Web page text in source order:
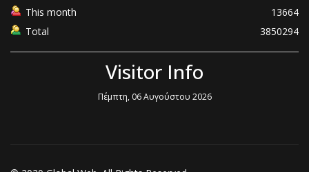
This month
13664
Total
3850294
Visitor Info
Πέμπτη, 06 Αυγούστου 2026